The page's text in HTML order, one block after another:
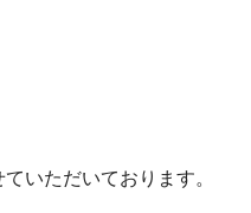
いただいております。